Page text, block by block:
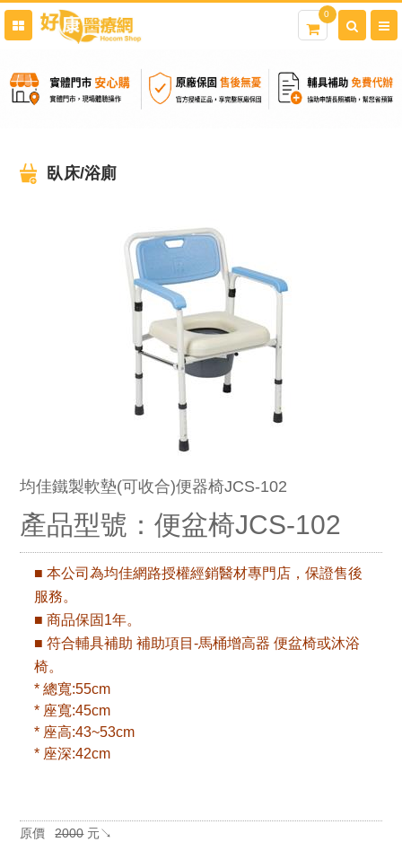
0
臥床/浴廁
均佳鐵製軟墊(可收合)便器椅JCS-102
產品型號：便盆椅JCS-102
■ 本公司為均佳網路授權經銷醫材專門店，保證售後
服務。
■ 商品保固1年。
■ 符合輔具補助 補助項目-馬桶增高器 便盆椅或沐浴
椅。
* 總寬:55cm
* 座寬:45cm
* 座高:43~53cm
* 座深:42cm
原價 2000元↘